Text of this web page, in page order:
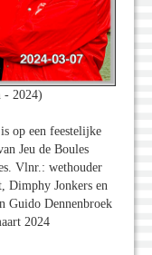
- 2024)
op een feestelijke
Jeu de Boules
Vlnr.: wethouder
Dimphy Jonkers en
Guido Dennenbroek
2024